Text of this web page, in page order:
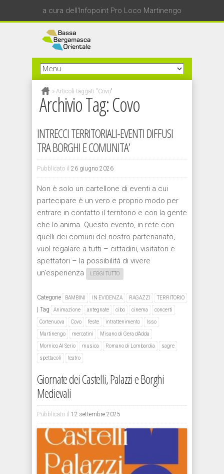
a cura dell'Infopoint Pro Loco Martinengo
» Articoli taggati "Covo"
Archivio Tag:Covo
INTRECCI TERRITORIALI-EVENTI DIFFUSI
TRA BORGHI E COMUNITA’
Pubblicato il 26 giugno 2026
Non è solo un cartellone di eventi a cui
partecipare è un vero e proprio modo per
entrare in contatto il territorio e con la gente
che lo anima. Questo evento, in rete con
quelli dei comuni del nostro partenariato,
vuol regalare a tutti – cittadini, visitatori e
spettatori – la possibilità di vivere
un’esperienza
LEGGI TUTTO
Categorie BAMBINI IN EVIDENZA RAGAZZI TERRITORIO
| Tag Animazione antegnate cibo cinema concerti
Cortenuova Covo feste intrattenimento Isso
Martinengo mercatini Misano di Gera d'Adda
Mornico Al Serio musica Romano di Lombardia sagre
spettacoli teatro
Giornate dei Castelli, Palazzi e Borghi
Medievali
Pubblicato il 12 settembre 2025